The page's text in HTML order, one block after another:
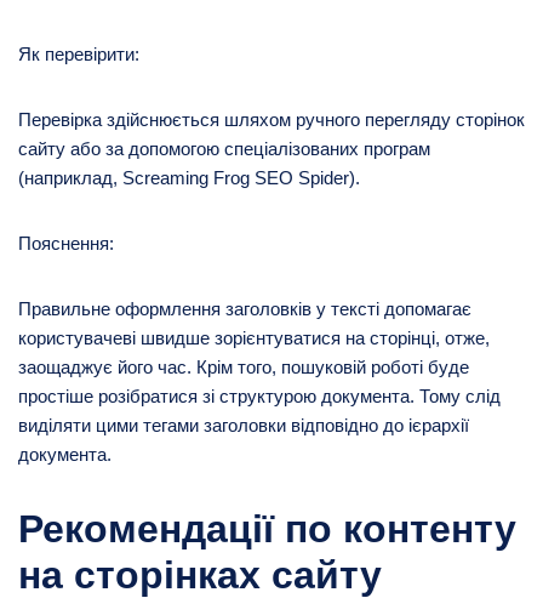
Як перевірити:
Перевірка здійснюється шляхом ручного перегляду сторінок
сайту або за допомогою спеціалізованих програм
(наприклад, Screaming Frog SEO Spider).
Пояснення:
Правильне оформлення заголовків у тексті допомагає
користувачеві швидше зорієнтуватися на сторінці, отже,
заощаджує його час. Крім того, пошуковій роботі буде
простіше розібратися зі структурою документа. Тому слід
виділяти цими тегами заголовки відповідно до ієрархії
документа.
Рекомендації по контенту
на сторінках сайту